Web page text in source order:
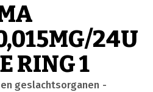
24U
RING 1
geslachtsorganen -